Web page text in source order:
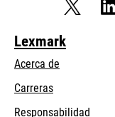
Lexmark
Acerca de
Carreras
Responsabilidad